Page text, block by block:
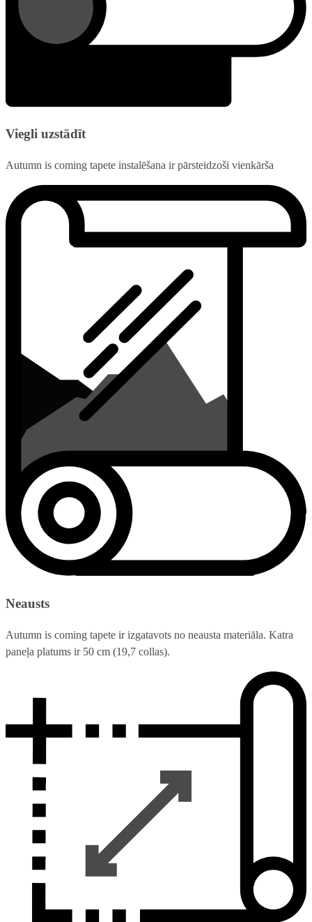
Viegli uzstādīt
Autumn is coming tapete instalēšana ir pārsteidzoši vienkārša
Neausts
Autumn is coming tapete ir izgatavots no neausta materiāla. Katra
paneļa platums ir 50 cm (19,7 collas).